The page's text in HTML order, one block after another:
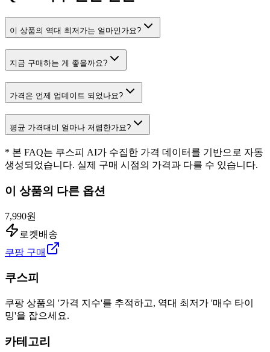
이 상품의 역대 최저가는 얼마인가요?
지금 구매하는 게 좋을까요?
가격은 언제 업데이트 되었나요?
평균 가격대비 얼마나 저렴한가요?
* 본 FAQ는 쿠스피 AI가 수집한 가격 데이터를 기반으로 자동
생성되었습니다. 실제 구매 시점의 가격과 다를 수 있습니다.
이 상품의 다른 옵션
7,990원
로켓배송
쿠팡 구매
쿠스피
쿠팡 상품의 '가격 지수'를 추적하고, 역대 최저가 '매수 타이
밍'을 잡으세요.
카테고리